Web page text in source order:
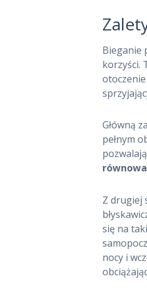
Bieganie
korzyści.
Główną
pełnym
Z drugiej
się na
nocy i